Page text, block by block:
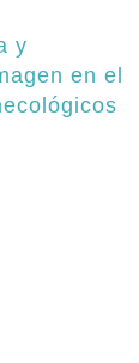
y
en el